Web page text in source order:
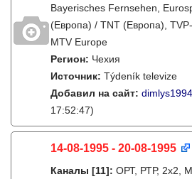
Bayerisches Fernsehen,
(Европа) / TNT (Европа),
MTV Europe
Регион: Чехия
Источник: Týdeník televize
Добавил на сайт: dimlys1994
17:52:47)
14-08-1995 - 20-08-1995
Каналы [11]: ОРТ, РТР, 2х2,